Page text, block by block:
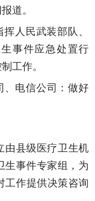
道。
挥人民武装部队 、
事件应急处置行
工作。
、 电信公司：做好
由县级医疗卫生机
生事件专家组 ， 为
工作提供决策咨询